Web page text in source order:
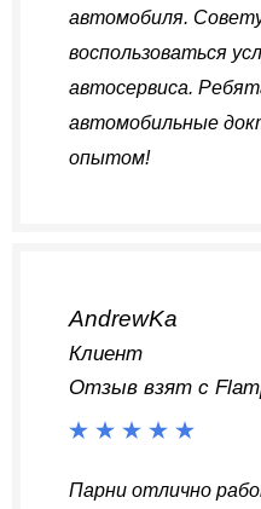
автомобиля.
воспользоваться
автосервиса.
автомобильные
опытом!
AndrewKa
Клиент
Отзыв взят с
Парни отлично